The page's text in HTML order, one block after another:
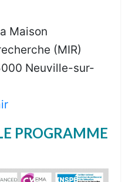
Maison
(MIR)
Neuville-sur-
PROGRAMME